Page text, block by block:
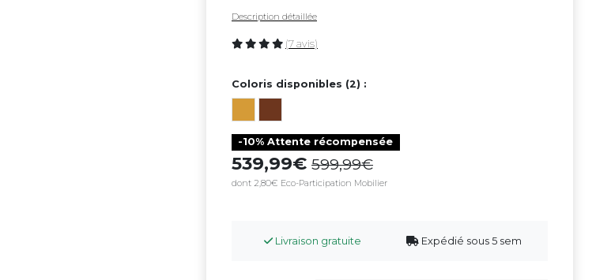
Description détaillée
(7 avis)
Coloris disponibles (2) :
-10% Attente récompensée
539,99 599,99
dont 2,80€ Eco-Participation Mobilier
Livraison gratuite Expédié sous 5 sem